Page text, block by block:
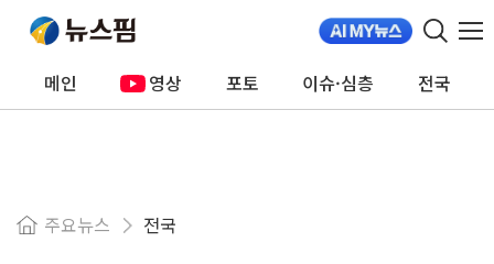
메인 영상 포토 이슈·심층 전국
주요뉴스 전국